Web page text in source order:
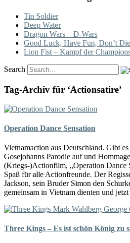
Tin Soldier
Deep Water
Dragon Wars – D-Wars
Good Luck, Have Fun, Don’t Die
Lion Fist – Kampf der
Search
Tag-Archiv für ‘Actionsatire’
Operation Dance Sensation
Vietnamaction aus Deutschland. Gibt
Gosejohanns Parodie auf und
(Kriegs-)Actionfilm, „Operation Dance
Spaß für alle Actionfreunde. Der
Jackson, sein Bruder Simon den
gemeinsam in Vietnam dienten und
Three Kings – Es ist schön König zu